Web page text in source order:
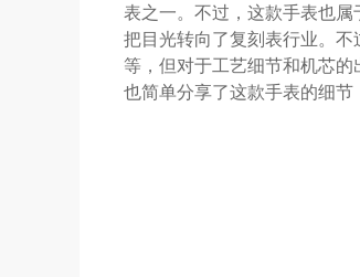
表之一。不过，这款手表也
把目光转向了复刻表行业。
等，但对于工艺细节和机芯
也简单分享了这款手表的细节